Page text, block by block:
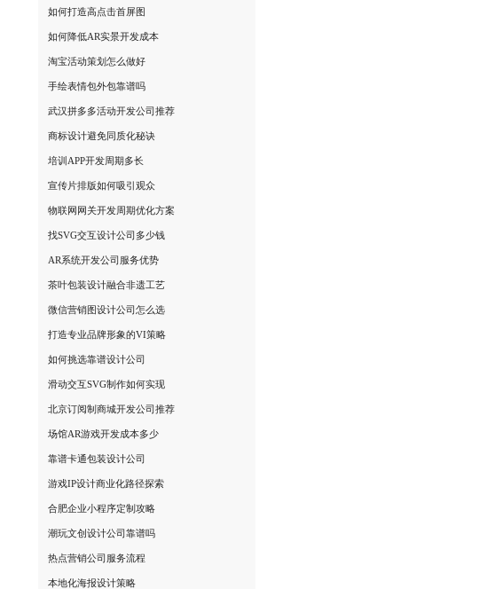
如何打造高点击首屏图
如何降低AR实景开发成本
淘宝活动策划怎么做好
手绘表情包外包靠谱吗
武汉拼多多活动开发公司推荐
商标设计避免同质化秘诀
培训APP开发周期多长
宣传片排版如何吸引观众
物联网网关开发周期优化方案
找SVG交互设计公司多少钱
AR系统开发公司服务优势
茶叶包装设计融合非遗工艺
微信营销图设计公司怎么选
打造专业品牌形象的VI策略
如何挑选靠谱设计公司
滑动交互SVG制作如何实现
北京订阅制商城开发公司推荐
场馆AR游戏开发成本多少
靠谱卡通包装设计公司
游戏IP设计商业化路径探索
合肥企业小程序定制攻略
潮玩文创设计公司靠谱吗
热点营销公司服务流程
本地化海报设计策略